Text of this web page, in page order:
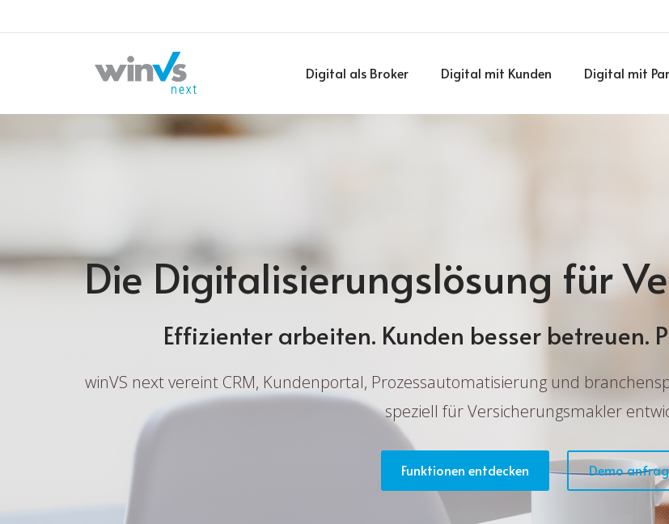
Digital als Broker Digital mit Kunden Digital mit
Die Digitalisierungslösung für
Effizienter arbeiten. Kunden besser betreuen.
winVS next vereint CRM, Kundenportal, Prozessautomatisierung und
speziell für Versicherungsmakler
Funktionen entdecken Demo